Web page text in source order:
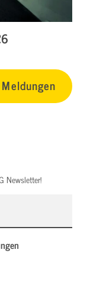
Newsletter!